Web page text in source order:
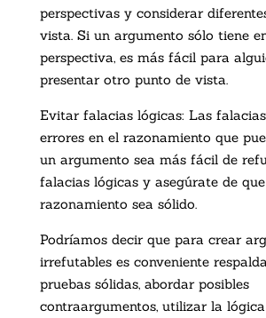
perspectivas y considerar
vista. Si un argumento sólo tiene
perspectiva, es más fácil para
presentar otro punto de vista.
Evitar falacias lógicas: Las
errores en el razonamiento que
un argumento sea más fácil de
falacias lógicas y asegúrate de
razonamiento sea sólido.
Podríamos decir que para crear
irrefutables es conveniente
pruebas sólidas, abordar posibles
contraargumentos, utilizar la